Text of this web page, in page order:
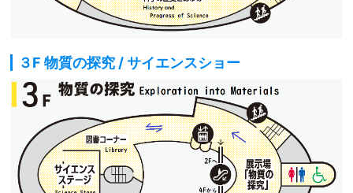
３F 物質の探究 / サイエンスショー